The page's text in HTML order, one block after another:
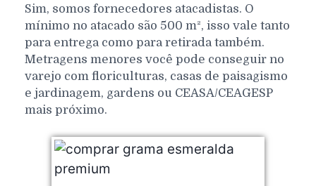
Sim, somos fornecedores atacadistas. O
mínimo no atacado são 500 m², isso vale tanto
para entrega como para retirada também.
Metragens menores você pode conseguir no
varejo com floriculturas, casas de paisagismo
e jardinagem, gardens ou CEASA/CEAGESP
mais próximo.